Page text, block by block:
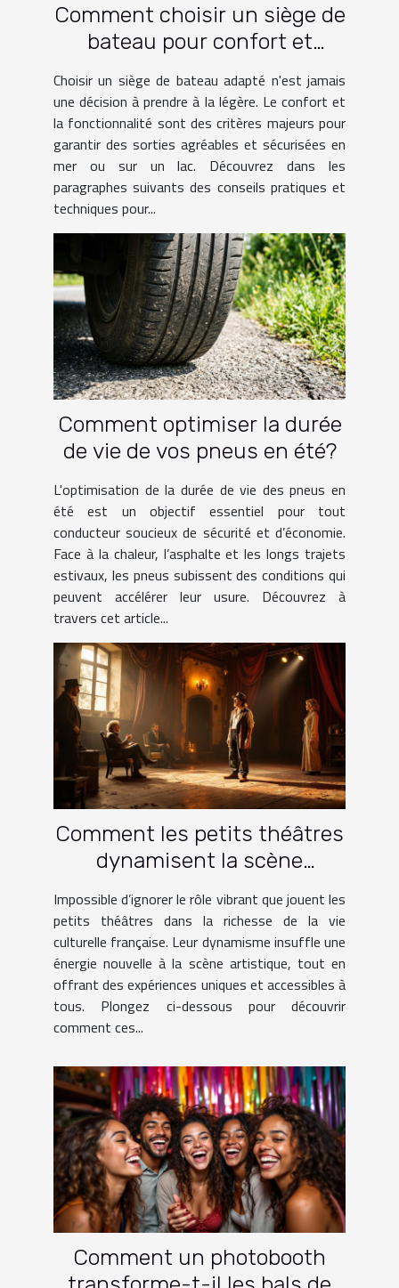
Comment choisir un siège de
bateau pour confort et
fonctionnalité?
Choisir un siège de bateau adapté n'est jamais
une décision à prendre à la légère. Le confort et
la fonctionnalité sont des critères majeurs pour
garantir des sorties agréables et sécurisées en
mer ou sur un lac. Découvrez dans les
paragraphes suivants des conseils pratiques et
techniques pour...
Comment optimiser la durée
de vie de vos pneus en été?
L'optimisation de la durée de vie des pneus en
été est un objectif essentiel pour tout
conducteur soucieux de sécurité et d’économie.
Face à la chaleur, l’asphalte et les longs trajets
estivaux, les pneus subissent des conditions qui
peuvent accélérer leur usure. Découvrez à
travers cet article...
Comment les petits théâtres
dynamisent la scène
Impossible d’ignorer le rôle vibrant que jouent les
petits théâtres dans la richesse de la vie
culturelle française. Leur dynamisme insuffle une
énergie nouvelle à la scène artistique, tout en
offrant des expériences uniques et accessibles à
tous. Plongez ci-dessous pour découvrir
comment ces...
Comment un photobooth